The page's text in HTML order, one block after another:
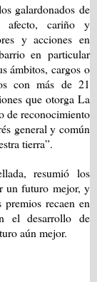
galardonados de
cariño y
y acciones en
en particular
ámbitos, cargos o
con más de 21
que otorga La
de reconocimiento
general y común
tierra”.
resumió los
un futuro mejor, y
recaen en
el desarrollo de
aún mejor.